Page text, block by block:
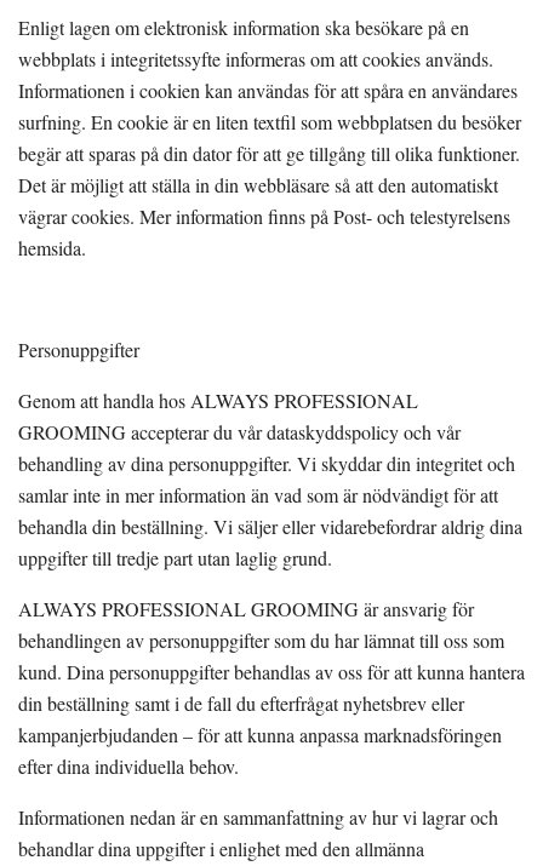
Enligt lagen om elektronisk information ska besökare på en
webbplats i integritetssyfte informeras om att cookies används.
Informationen i cookien kan användas för att spåra en användares
surfning. En cookie är en liten textfil som webbplatsen du besöker
begär att sparas på din dator för att ge tillgång till olika funktioner.
Det är möjligt att ställa in din webbläsare så att den automatiskt
vägrar cookies. Mer information finns på Post- och telestyrelsens
hemsida.
Personuppgifter
Genom att handla hos ALWAYS PROFESSIONAL
GROOMING accepterar du vår dataskyddspolicy och vår
behandling av dina personuppgifter. Vi skyddar din integritet och
samlar inte in mer information än vad som är nödvändigt för att
behandla din beställning. Vi säljer eller vidarebefordrar aldrig dina
uppgifter till tredje part utan laglig grund.
ALWAYS PROFESSIONAL GROOMING är ansvarig för
behandlingen av personuppgifter som du har lämnat till oss som
kund. Dina personuppgifter behandlas av oss för att kunna hantera
din beställning samt i de fall du efterfrågat nyhetsbrev eller
kampanjerbjudanden – för att kunna anpassa marknadsföringen
efter dina individuella behov.
Informationen nedan är en sammanfattning av hur vi lagrar och
behandlar dina uppgifter i enlighet med den allmänna